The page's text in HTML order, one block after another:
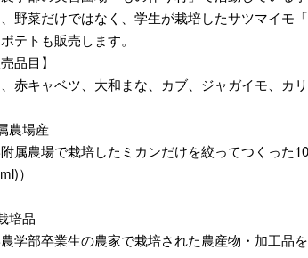
野菜だけではなく、学生が栽培したサツマイモ
テトも販売します。
品目】
赤キャベツ、大和まな、カブ、ジャガイモ、カ
農場産
属農場で栽培したミカンだけを絞ってつくった
）
培品
学部卒業生の農家で栽培された農産物・加工品を